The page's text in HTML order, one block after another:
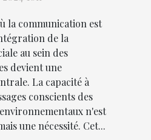
la communication est
de la
au sein des
devient une
La capacité à
conscients des
n'est
une nécessité. Cet...